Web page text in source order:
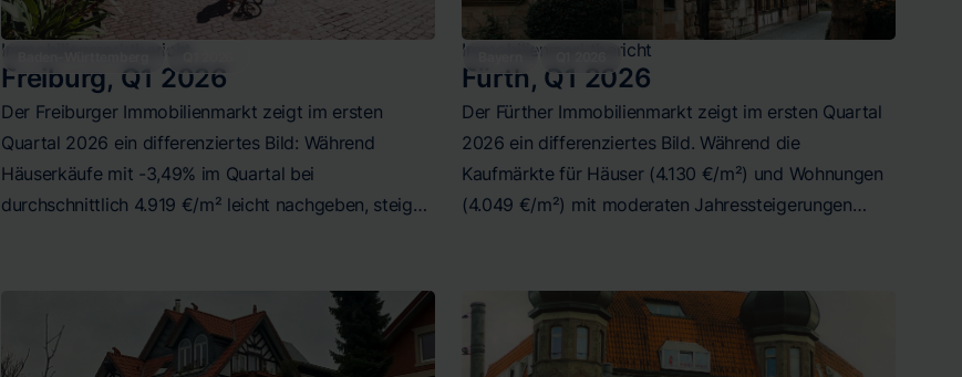
Immobilienmarktbericht
Freiburg, Q1 2026
Der Freiburger Immobilienmarkt zeigt im ersten
Quartal 2026 ein differenziertes Bild: Während
Häuserkäufe mit -3,49% im Quartal bei
durchschnittlich 4.919 €/m² leicht nachgeben, steigen
Quartalsanstiegen von 3,35% bei Häusern (15,72
€/m²) und 3,78% bei Wohnungen (15,93 €/m²). Die
erheblichen Preisspannen in allen Segmenten
Immobilienmarktbericht
Fürth, Q1 2026
Der Fürther Immobilienmarkt zeigt im ersten Quartal
2026 ein differenziertes Bild. Während die
Kaufmärkte für Häuser (4.130 €/m²) und Wohnungen
(4.049 €/m²) mit moderaten Jahressteigerungen
entwickelt sich mit 13,78 €/m² und +4%
Jahreswachstum am dynamischsten. Die breiten
Preisspannen in allen Segmenten bieten Chancen für